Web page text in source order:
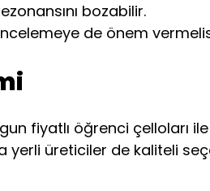
bozabilir.
de önem
fiyatlı öğrenci çelloları
yerli üreticiler de kaliteli